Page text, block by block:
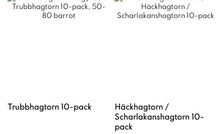
Trubbhagtorn 10-pack
Häckhagtorn /
Scharlakanshagtorn 10-
pack